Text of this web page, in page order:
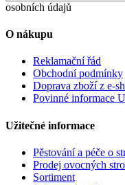
osobních údajů
O nákupu
Reklamační řád
Obchodní podmínky
Doprava zboží z e-
Povinné informace
Užitečné informace
Pěstování a péče o
Prodej ovocných
Sortiment